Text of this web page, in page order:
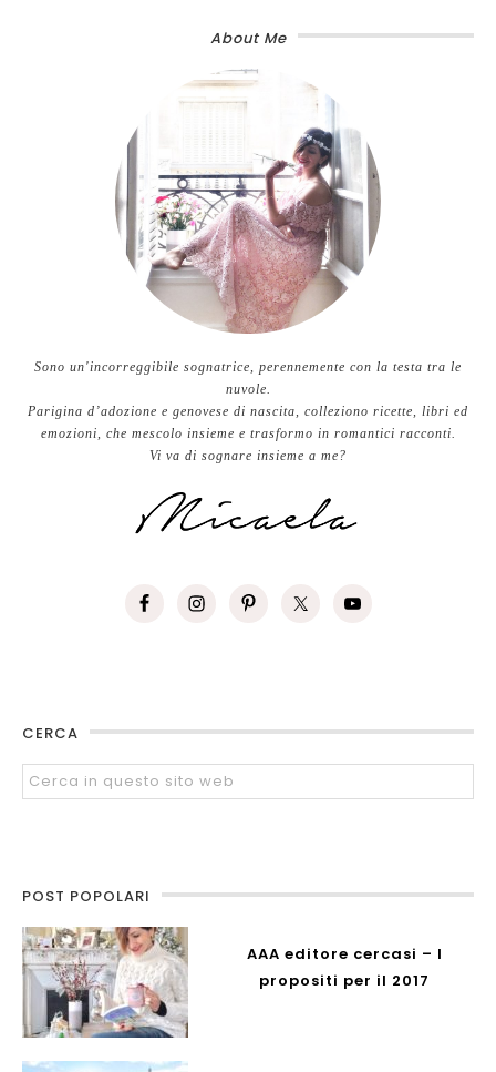
About Me
Sono un'incorreggibile sognatrice, perennemente con la testa tra le
nuvole.
Parigina d’adozione e genovese di nascita, colleziono ricette, libri ed
emozioni, che mescolo insieme e trasformo in romantici racconti.
Vi va di sognare insieme a me?
CERCA
POST POPOLARI
AAA editore cercasi – I
propositi per il 2017